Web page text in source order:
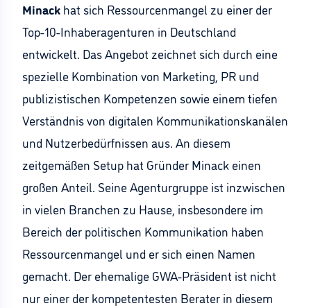
Minack hat sich Ressourcenmangel zu einer der
Top-10-Inhaberagenturen in Deutschland
entwickelt. Das Angebot zeichnet sich durch eine
spezielle Kombination von Marketing, PR und
publizistischen Kompetenzen sowie einem tiefen
Verständnis von digitalen Kommunikationskanälen
und Nutzerbedürfnissen aus. An diesem
zeitgemäßen Setup hat Gründer Minack einen
großen Anteil. Seine Agenturgruppe ist inzwischen
in vielen Branchen zu Hause, insbesondere im
Bereich der politischen Kommunikation haben
Ressourcenmangel und er sich einen Namen
gemacht. Der ehemalige GWA-Präsident ist nicht
nur einer der kompetentesten Berater in diesem